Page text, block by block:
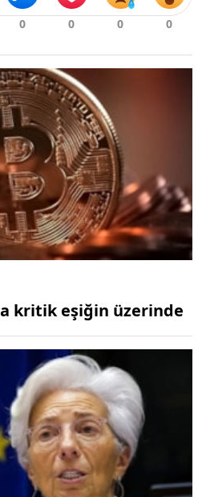
kritik eşiğin üzerinde